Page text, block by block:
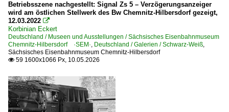
E-Loks | konventionell
6 103 BR 103.1
6 110 BR 110.3 E 10 'Bügelfalte'
6 113 BR 113 DB 112 · DB 114 E 10.12
6 114 BR 114.0 ex 112.0 Private
Betriebsszene nachgestellt: Signal Zs 5 – Verzögerungsanzeiger
wird am östlichen Stellwerk des Bw Chemnitz-Hilbersdorf gezeigt,
12.03.2022 
Korbinian Eckert
Deutschland / Museen und Ausstellungen / Sächsisches Eisenbahnmuseum
Chemnitz-Hilbersdorf ·SEM·, Deutschland / Galerien / Schwarz-Weiß,
Sächsisches Eisenbahnmuseum Chemnitz-Hilbersdorf
 59 1600x1066 Px, 10.05.2026